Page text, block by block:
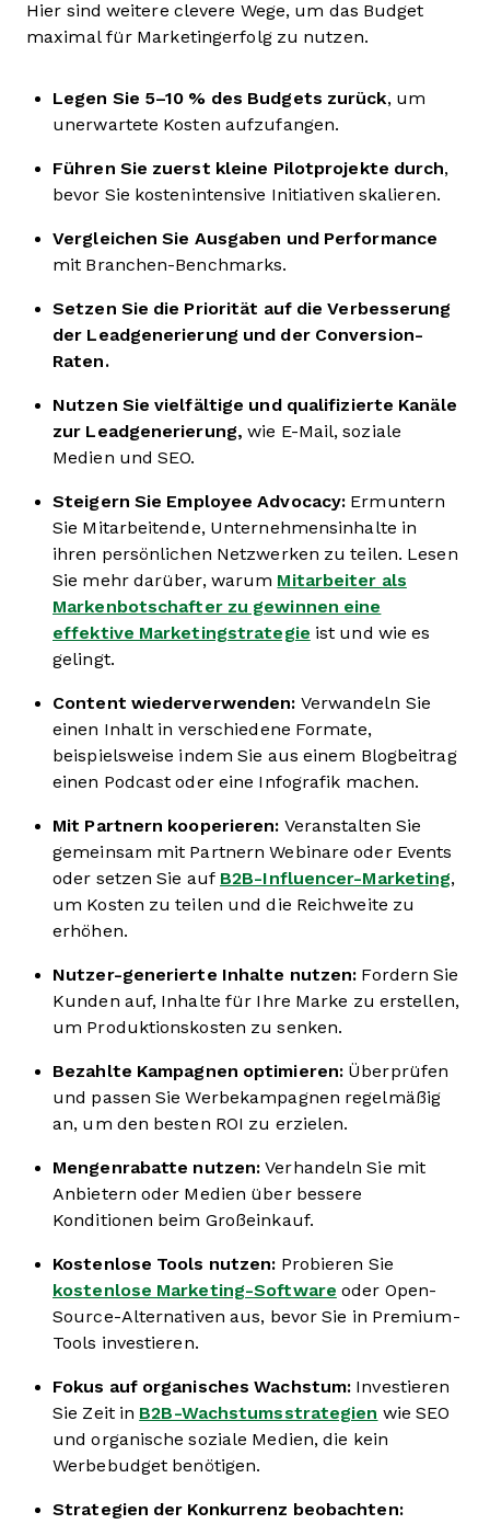
Hier sind weitere clevere Wege, um das Budget
maximal für Marketingerfolg zu nutzen.
Legen Sie 5–10 % des Budgets zurück, um
unerwartete Kosten aufzufangen.
Führen Sie zuerst kleine Pilotprojekte durch,
bevor Sie kostenintensive Initiativen skalieren.
Vergleichen Sie Ausgaben und Performance
mit Branchen-Benchmarks.
Setzen Sie die Priorität auf die Verbesserung
der Leadgenerierung und der Conversion-
Raten.
Nutzen Sie vielfältige und qualifizierte Kanäle
zur Leadgenerierung, wie E-Mail, soziale
Medien und SEO.
Steigern Sie Employee Advocacy: Ermuntern
Sie Mitarbeitende, Unternehmensinhalte in
ihren persönlichen Netzwerken zu teilen. Lesen
Sie mehr darüber, warum Mitarbeiter als
Markenbotschafter zu gewinnen eine
effektive Marketingstrategie ist und wie es
gelingt.
Content wiederverwenden: Verwandeln Sie
einen Inhalt in verschiedene Formate,
beispielsweise indem Sie aus einem Blogbeitrag
einen Podcast oder eine Infografik machen.
Mit Partnern kooperieren: Veranstalten Sie
gemeinsam mit Partnern Webinare oder Events
oder setzen Sie auf B2B-Influencer-Marketing,
um Kosten zu teilen und die Reichweite zu
erhöhen.
Nutzer-generierte Inhalte nutzen: Fordern Sie
Kunden auf, Inhalte für Ihre Marke zu erstellen,
um Produktionskosten zu senken.
Bezahlte Kampagnen optimieren: Überprüfen
und passen Sie Werbekampagnen regelmäßig
an, um den besten ROI zu erzielen.
Mengenrabatte nutzen: Verhandeln Sie mit
Anbietern oder Medien über bessere
Konditionen beim Großeinkauf.
Kostenlose Tools nutzen: Probieren Sie
kostenlose Marketing-Software oder Open-
Source-Alternativen aus, bevor Sie in Premium-
Tools investieren.
Fokus auf organisches Wachstum: Investieren
Sie Zeit in B2B-Wachstumsstrategien wie SEO
und organische soziale Medien, die kein
Werbebudget benötigen.
Strategien der Konkurrenz beobachten: